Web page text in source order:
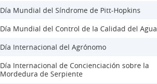
Día Mundial del Síndrome de Pitt-Hopkins
Día Mundial del Control de la Calidad del Agua
Día Internacional del Agrónomo
Día Internacional de Concienciación sobre la
Mordedura de Serpiente